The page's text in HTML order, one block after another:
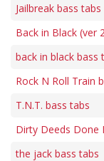
Jailbreak bass tabs
Back in Black (ver
back in black bass
Rock N Roll Train
T.N.T. bass tabs
Dirty Deeds Done
the jack bass tabs